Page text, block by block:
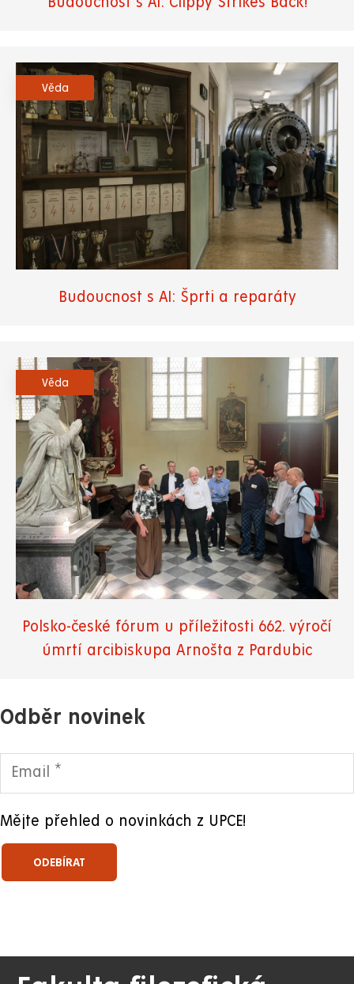
Věda
Budoucnost s AI: Šprti a reparáty
Věda
Polsko-české fórum u příležitosti 662. výročí
úmrtí arcibiskupa Arnošta z Pardubic
Odběr novinek
Mějte přehled o novinkách z UPCE!